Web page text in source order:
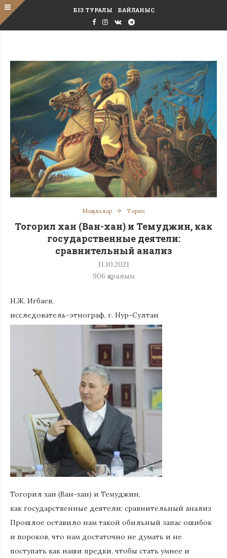
БІЗ ТУРАЛЫ БАЙЛАНЫС
Мақалалар Тарих
Тогорил хан (Ван-хан) и Темуджин, как
государственные деятели:
сравнительный анализ
11.10.2021
906 қаралым
Н.Ж. Игбаев,
исследователь-этнограф, г. Нур-Султан
Тогорил хан (Ван-хан) и Темуджин,
как государственные деятели: сравнительный анализ
Прошлое оставило нам такой обильный запас ошибок
и пороков, что нам достаточно не думать и не
поступать как наши предки, чтобы стать умнее и